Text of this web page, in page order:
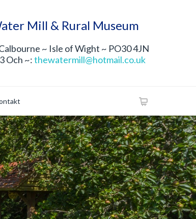
Mill & Rural Museum
~ Isle of Wight ~ PO30 4JN
Och ~:thewatermill@hotmail.co.uk